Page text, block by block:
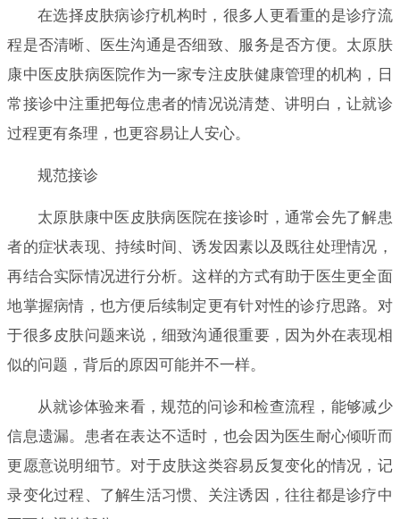
在选择皮肤病诊疗机构时，很多人更看重的是诊疗流
程是否清晰、医生沟通是否细致、服务是否方便。太原肤
康中医皮肤病医院作为一家专注皮肤健康管理的机构，日
常接诊中注重把每位患者的情况说清楚、讲明白，让就诊
过程更有条理，也更容易让人安心。
规范接诊
太原肤康中医皮肤病医院在接诊时，通常会先了解患
者的症状表现、持续时间、诱发因素以及既往处理情况，
再结合实际情况进行分析。这样的方式有助于医生更全面
地掌握病情，也方便后续制定更有针对性的诊疗思路。对
于很多皮肤问题来说，细致沟通很重要，因为外在表现相
似的问题，背后的原因可能并不一样。
从就诊体验来看，规范的问诊和检查流程，能够减少
信息遗漏。患者在表达不适时，也会因为医生耐心倾听而
更愿意说明细节。对于皮肤这类容易反复变化的情况，记
录变化过程、了解生活习惯、关注诱因，往往都是诊疗中